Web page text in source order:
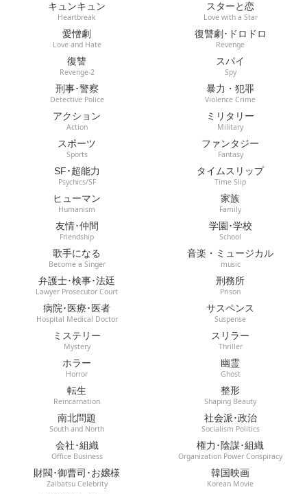
キュンキュン
Heartbreak
スターと恋
Love with a Star
愛憎劇
Love and Hate
復讐劇･ドロドロ
Revenge
復讐
Revenge-2
スパイ
Spy
刑事･警察
Detective Police
暴力・犯罪
Violence Crime
アクション
Action
ミリタリー
Military
スポーツ
Sports
ファンタジー
Fantasy
SF･超能力
Psychics/SF
タイムスリップ
Time Slip
ヒューマン
Humanism
家族
Family
友情･仲間
Friendship
学園･学校
School
歌手になる
Become a Singer
音楽・ミュージカル
music
弁護士･検事･法廷
Lawyer Prosecutor Court
刑務所
Prison
病院･医療･医者
Hospital Medical Doctor
サスペンス
Suspense
ミステリー
Mystery
スリラー
Thriller
ホラー
Horror
幽霊
Ghost
転生
Reincarnation
整形
Shaping Beauty
南北問題
South and North
社会派･政治
Socialism Politics
会社･組織
Office Business
権力･陰謀･組織
Organization Power Conspiracy
財閥･御曹司･お嬢様
Zaibatsu Celebrity
韓国映画
Korean Movie